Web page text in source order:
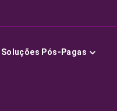
Soluções Pós-Pagas